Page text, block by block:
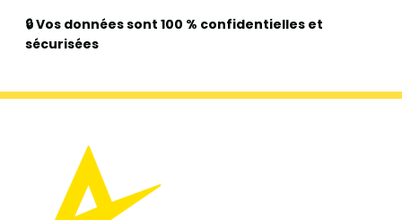
🔒 Vos données sont 100 % confidentielles et
sécurisées